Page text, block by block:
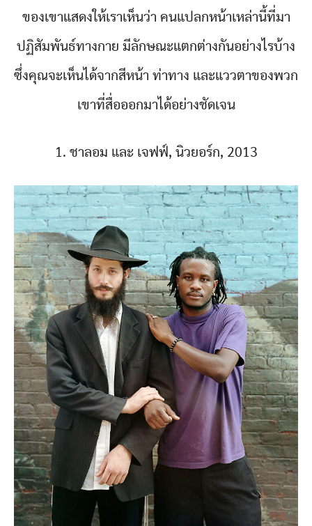
ของเขาแสดงให้เราเห็นว่า คนแปลกหน้าเหล่านี้ที่มา
ปฏิสัมพันธ์ทางกาย มีลักษณะแตกต่างกันอย่างไรบ้าง
ซึ่งคุณจะเห็นได้จากสีหน้า ท่าทาง และแววตาของพวก
เขาที่สื่อออกมาได้อย่างชัดเจน
1. ชาลอม และ เจฟฟ์, นิวยอร์ก, 2013